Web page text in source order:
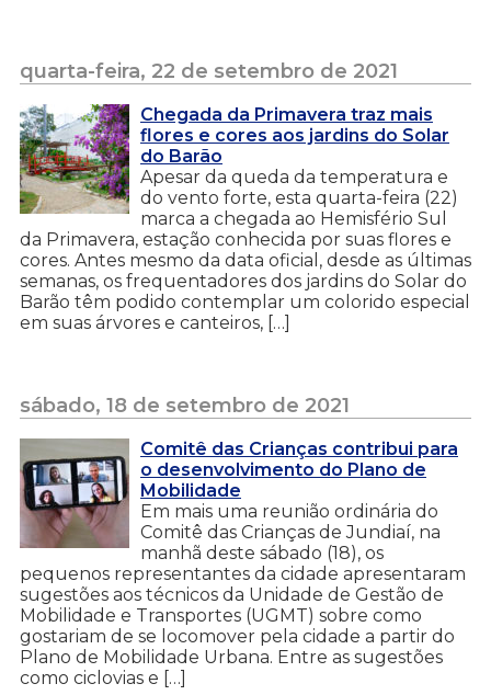
quarta-feira, 22 de setembro de 2021
Chegada da Primavera traz mais
flores e cores aos jardins do Solar
do Barão
Apesar da queda da temperatura e
do vento forte, esta quarta-feira (22)
marca a chegada ao Hemisfério Sul
da Primavera, estação conhecida por suas flores e
cores. Antes mesmo da data oficial, desde as últimas
semanas, os frequentadores dos jardins do Solar do
Barão têm podido contemplar um colorido especial
em suas árvores e canteiros, […]
sábado, 18 de setembro de 2021
Comitê das Crianças contribui para
o desenvolvimento do Plano de
Mobilidade
Em mais uma reunião ordinária do
Comitê das Crianças de Jundiaí, na
manhã deste sábado (18), os
pequenos representantes da cidade apresentaram
sugestões aos técnicos da Unidade de Gestão de
Mobilidade e Transportes (UGMT) sobre como
gostariam de se locomover pela cidade a partir do
Plano de Mobilidade Urbana. Entre as sugestões
como ciclovias e […]